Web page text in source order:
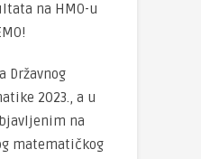
na HMO-u
Državnog
2023., a u
na
matematičkog